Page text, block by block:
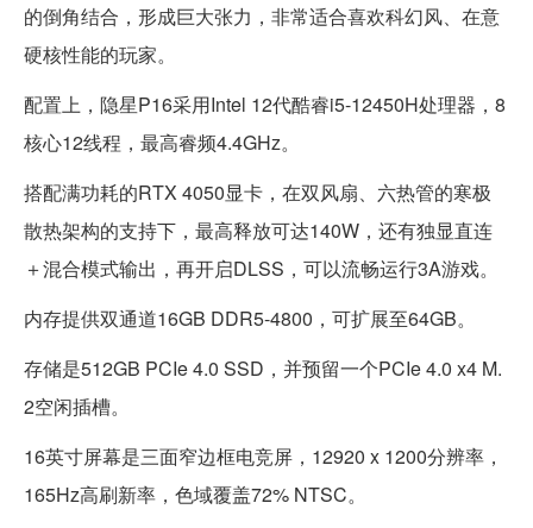
的倒角结合，形成巨大张力，非常适合喜欢科幻风、在意
硬核性能的玩家。
配置上，隐星P16采用Intel 12代酷睿i5-12450H处理器，8
核心12线程，最高睿频4.4GHz。
搭配满功耗的RTX 4050显卡，在双风扇、六热管的寒极
散热架构的支持下，最高释放可达140W，还有独显直连
＋混合模式输出，再开启DLSS，可以流畅运行3A游戏。
内存提供双通道16GB DDR5-4800，可扩展至64GB。
存储是512GB PCIe 4.0 SSD，并预留一个PCIe 4.0 x4 M.
2空闲插槽。
16英寸屏幕是三面窄边框电竞屏，12920 x 1200分辨率，
165Hz高刷新率，色域覆盖72% NTSC。